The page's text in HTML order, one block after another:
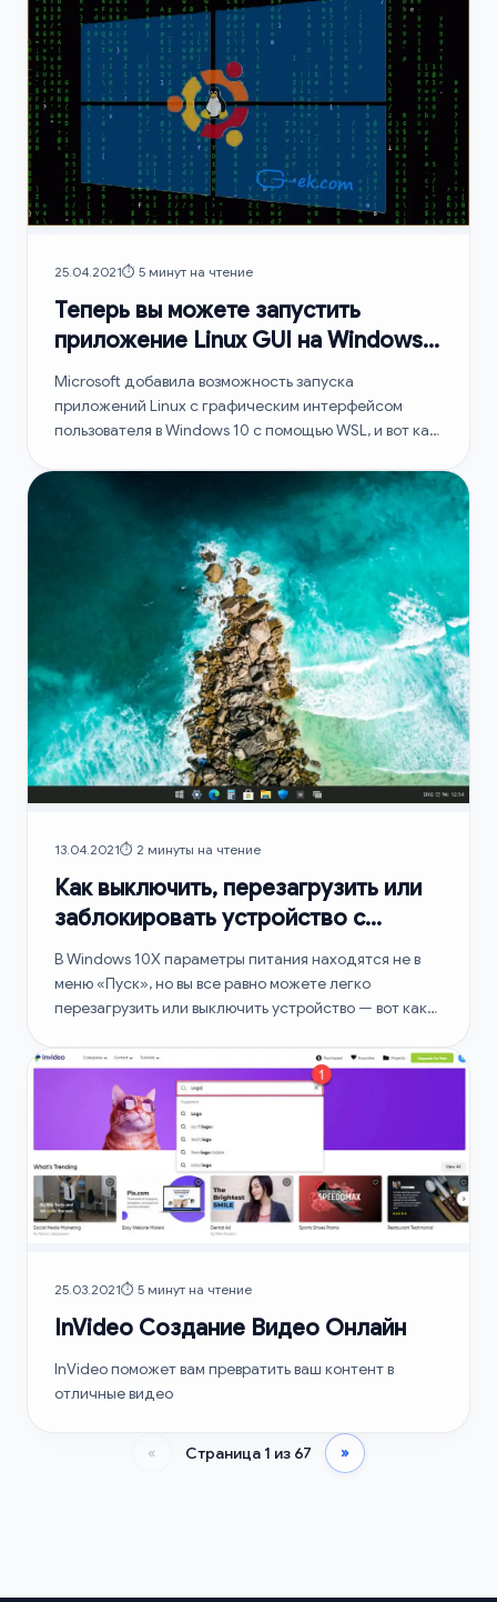
25.04.2021⏱️ 5 минут на чтение
Теперь вы можете запустить
приложение Linux GUI на Windows
10 с помощью WSL.
Microsoft добавила возможность запуска
приложений Linux с графическим интерфейсом
пользователя в Windows 10 с помощью WSL, и вот как
13.04.2021⏱️ 2 минуты на чтение
Как выключить, перезагрузить или
заблокировать устройство с
Windows 10X
В Windows 10X параметры питания находятся не в
меню «Пуск», но вы все равно можете легко
перезагрузить или выключить устройство — вот как
25.03.2021⏱️ 5 минут на чтение
InVideo Создание Видео Онлайн
InVideo поможет вам превратить ваш контент в
отличные видео
« Страница 1 из 67 »